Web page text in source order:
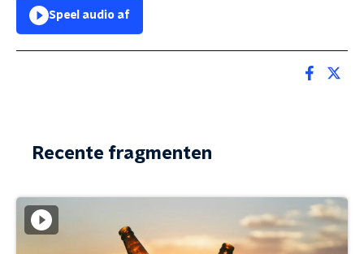
Speel audio af
Recente fragmenten